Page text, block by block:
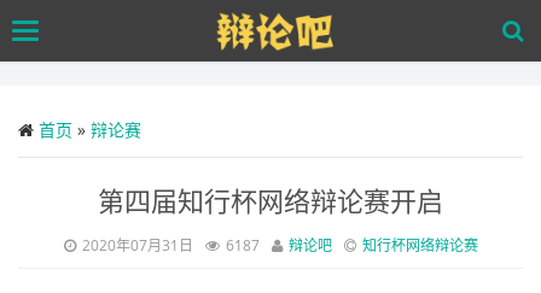
to
main
Toggle
首页 » 辩论赛
第四届知行杯网络辩论赛开启
2020年07月31日 6187 辩论吧 知行杯网络辩论赛